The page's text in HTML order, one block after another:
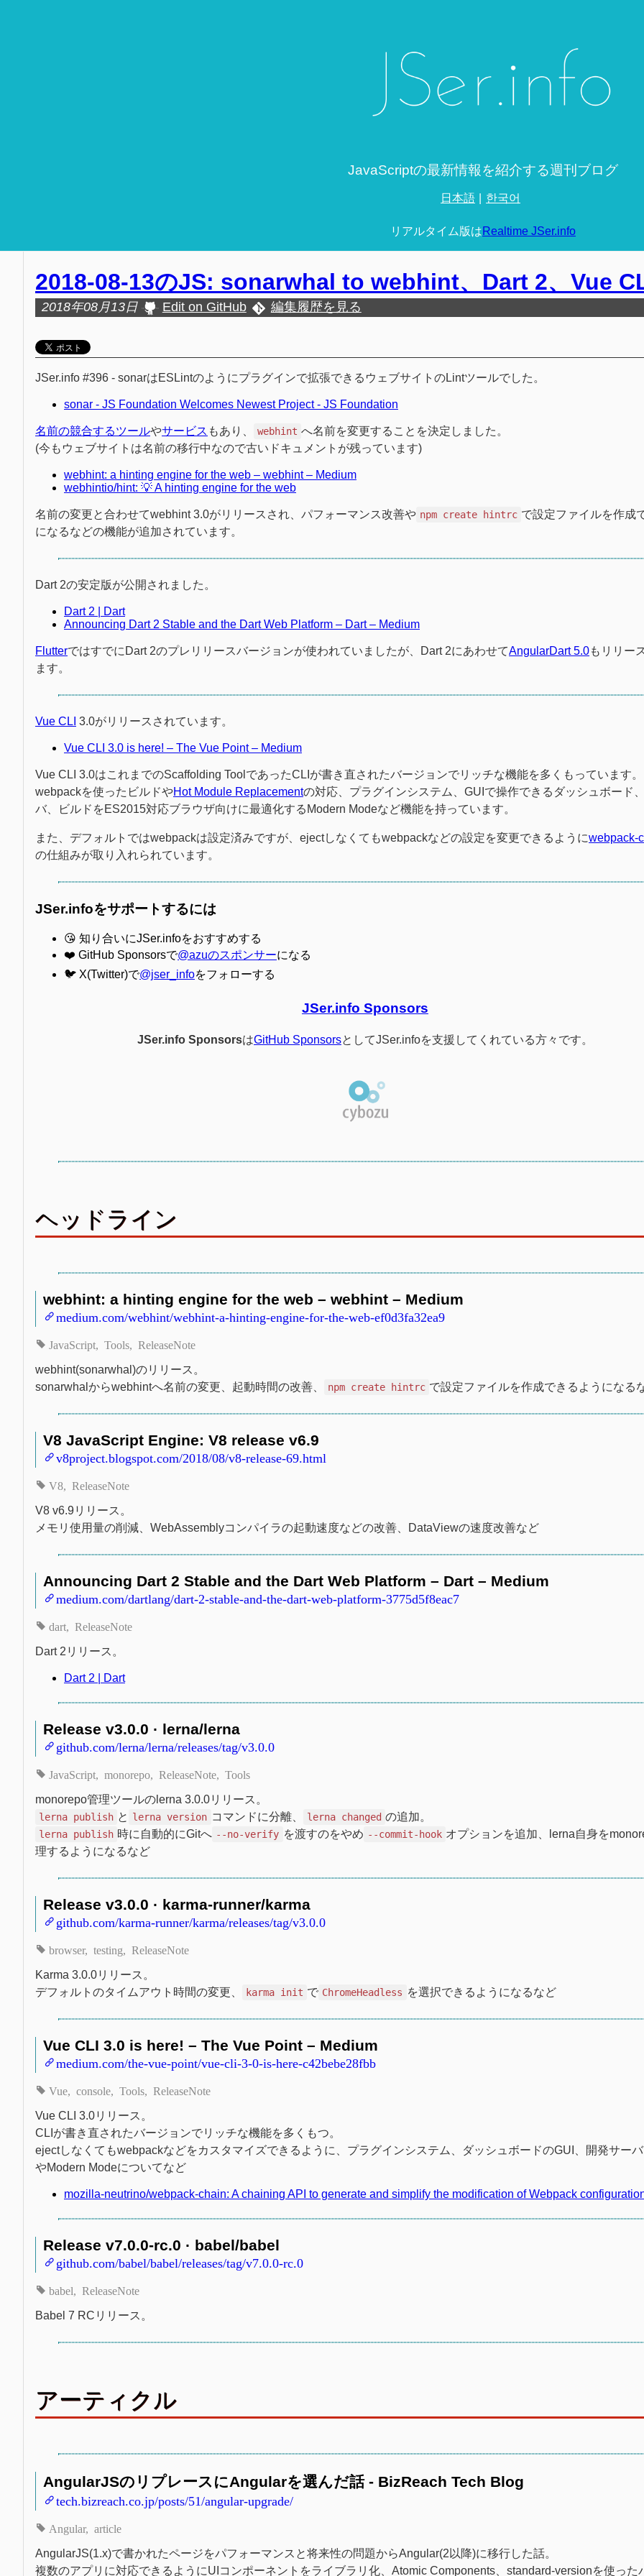
JavaScriptの最新情報を紹介する週刊ブログ
日本語 한국어
リアルタイム版はRealtime JSer.info
2018-08-13のJS: sonarwhal to webhint、Dart 2、Vue
2018年08月13日 Edit on GitHub 編集履歴を見る
JSer.info #396 - sonarはESLintのようにプラグインで拡張できるウェブサイトのLintツールでした。
sonar - JS Foundation Welcomes Newest Project - JS Foundation
名前の競合するツールやサービス もあり、 webhint へ名前を変更することを決定しました。
(今もウェブサイトは名前の移行中なので古いドキュメントが残っています)
webhint: a hinting engine for the web – webhint – Medium
webhintio/hint: 💡 A hinting engine for the web
名前の変更と合わせてwebhint 3.0がリリースされ、パフォーマンス改善や npm create hintrc で設定ファイルを作成
になるなどの機能が追加されています。
Dart 2の安定版が公開されました。
Dart 2 | Dart
Announcing Dart 2 Stable and the Dart Web Platform – Dart – Medium
FlutterではすでにDart 2のプレリリースバージョンが使われていましたが、Dart 2にあわせてAngularDart 5.0もリリー
ます。
Vue CLI 3.0がリリースされています。
Vue CLI 3.0 is here! – The Vue Point – Medium
Vue CLI 3.0はこれまでのScaffolding ToolであったCLIが書き直されたバージョンでリッチな機能を多くもっています。
webpackを使ったビルドやHot Module Replacementの対応、プラグインシステム、GUIで操作できるダッシュボード
バ、ビルドをES2015対応ブラウザ向けに最適化するModern Modeなど機能を持っています。
また、デフォルトではwebpackは設定済みですが、ejectしなくてもwebpackなどの設定を変更できるようにwebpack-
の仕組みが取り入れられています。
JSer.infoをサポートするには
😘 知り合いにJSer.infoをおすすめする
❤️ GitHub Sponsorsで@azuのスポンサーになる
🐦 X(Twitter)で@jser_infoをフォローする
JSer.info Sponsors
JSer.info SponsorsはGitHub SponsorsとしてJSer.infoを支援してくれている方々です。
ヘッドライン
webhint: a hinting engine for the web – webhint – Medium
medium.com/webhint/webhint-a-hinting-engine-for-the-web-ef0d3fa32ea9
JavaScript Tools ReleaseNote
webhint(sonarwhal)のリリース。
sonarwhalからwebhintへ名前の変更、起動時間の改善、
npm create hintrc で設定ファイルを作成できるようになる
V8 JavaScript Engine: V8 release v6.9
v8project.blogspot.com/2018/08/v8-release-69.html
V8 ReleaseNote
V8 v6.9リリース。
メモリ使用量の削減、WebAssemblyコンパイラの起動速度などの改善、DataViewの速度改善など
Announcing Dart 2 Stable and the Dart Web Platform – Dart – Medium
medium.com/dartlang/dart-2-stable-and-the-dart-web-platform-3775d5f8eac7
dart ReleaseNote
Dart 2リリース。
Dart 2 | Dart
Release v3.0.0 · lerna/lerna
github.com/lerna/lerna/releases/tag/v3.0.0
JavaScript monorepo ReleaseNote Tools
monorepo管理ツールのlerna 3.0.0リリース。
lerna publish と lerna version コマンドに分離、 lerna changed の追加。
lerna publish 時に自動的にGitへ --no-verify を渡すのをやめ --commit-hook オプションを追加、lerna自身を
理するようになるなど
Release v3.0.0 · karma-runner/karma
github.com/karma-runner/karma/releases/tag/v3.0.0
browser testing ReleaseNote
Karma 3.0.0リリース。
デフォルトのタイムアウト時間の変更、
karma init で ChromeHeadless を選択できるようになるなど
Vue CLI 3.0 is here! – The Vue Point – Medium
medium.com/the-vue-point/vue-cli-3-0-is-here-c42bebe28fbb
Vue console Tools ReleaseNote
Vue CLI 3.0リリース。
CLIが書き直されたバージョンでリッチな機能を多くもつ。
ejectしなくてもwebpackなどをカスタマイズできるように、プラグインシステム、ダッシュボードのGUI、開発サー
やModern Modeについてなど
mozilla-neutrino/webpack-chain: A chaining API to generate and simplify the modification of Webpack
Release v7.0.0-rc.0 · babel/babel
github.com/babel/babel/releases/tag/v7.0.0-rc.0
babel ReleaseNote
Babel 7 RCリリース。
アーティクル
AngularJSのリプレースにAngularを選んだ話 - BizReach Tech Blog
tech.bizreach.co.jp/posts/51/angular-upgrade/
Angular article
AngularJS(1.x)で書かれたページをパフォーマンスと将来性の問題からAngular(2以降)に移行した話。
複数のアプリに対応できるようにUIコンポーネントをライブラリ化、Atomic Components、standard-versionを使った